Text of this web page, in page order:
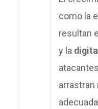
como la
resultan
y la